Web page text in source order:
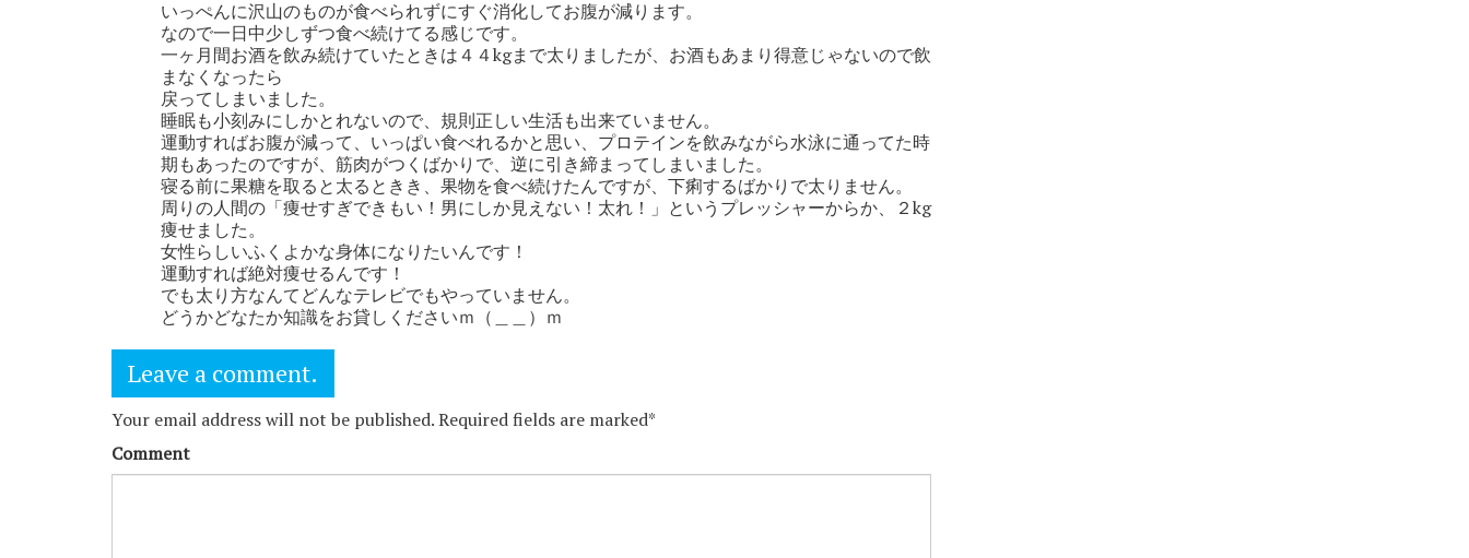
いっぺんに沢山のものが食べられずにすぐ消化してお腹が減ります。
なので一日中少しずつ食べ続けてる感じです。
一ヶ月間お酒を飲み続けていたときは４４kgまで太りましたが、お酒もあまり得意じゃないので飲
まなくなったら
戻ってしまいました。
睡眠も小刻みにしかとれないので、規則正しい生活も出来ていません。
運動すればお腹が減って、いっぱい食べれるかと思い、プロテインを飲みながら水泳に通ってた時
期もあったのですが、筋肉がつくばかりで、逆に引き締まってしまいました。
寝る前に果糖を取ると太るときき、果物を食べ続けたんですが、下痢するばかりで太りません。
周りの人間の「痩せすぎできもい！男にしか見えない！太れ！」というプレッシャーからか、２kg
痩せました。
女性らしいふくよかな身体になりたいんです！
運動すれば絶対痩せるんです！
でも太り方なんてどんなテレビでもやっていません。
どうかどなたか知識をお貸しくださいｍ（＿＿）ｍ
Leave a comment.
Your email address will not be published. Required fields are marked*
Comment